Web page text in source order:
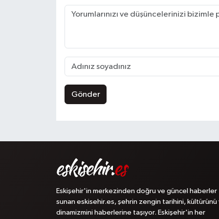
Gönder
Eskişehir'in merkezinden doğru ve güncel haberler
sunan eskisehir.es, şehrin zengin tarihini, kültürünü
dinamizmini haberlerine taşıyor. Eskişehir'in her